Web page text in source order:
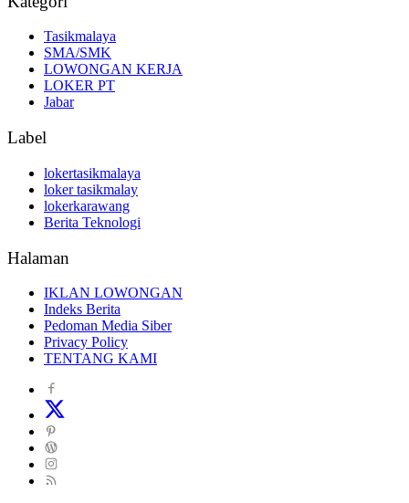
Tasikmalaya
SMA/SMK
LOWONGAN KERJA
LOKER PT
Jabar
Label
lokertasikmalaya
loker tasikmalay
lokerkarawang
Berita Teknologi
Halaman
IKLAN LOWONGAN
Indeks Berita
Pedoman Media Siber
Privacy Policy
TENTANG KAMI